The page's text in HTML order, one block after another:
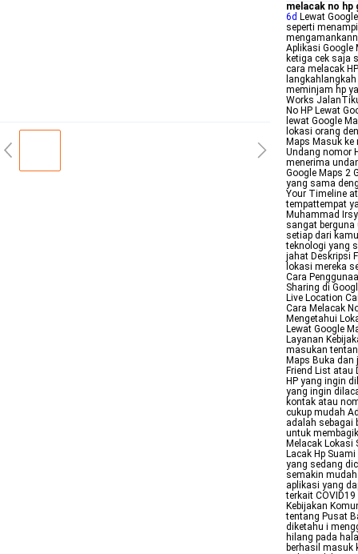
melacak no hp
6d Lewat
seperti
Aplikasi Google
ketiga cek saja
cara melacak
meminjam hp
Works
No HP Lewat
lewat Google
lokasi orang
Maps Masuk
Undang nomor
menerima
Google Maps 2
yang sama
Your Timeline
tempattempat
Muhammad
sangat berguna
setiap dari
teknologi yang
jahat Deskripsi
lokasi mereka
Cara
Sharing di
Live Location
Cara Melacak
Mengetahui
Lewat Google
Layanan
masukan
Maps Buka
Friend List atau
HP yang ingin
yang ingin
kontak atau
cukup mudah
adalah sebagai
untuk
Melacak Lokasi
Lacak Hp
yang sedang
semakin
aplikasi yang
terkait
Kebijakan
tentang Pusat
diketahu i
hilang pada
berhasil masuk